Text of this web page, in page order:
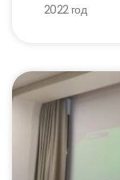
2022 год